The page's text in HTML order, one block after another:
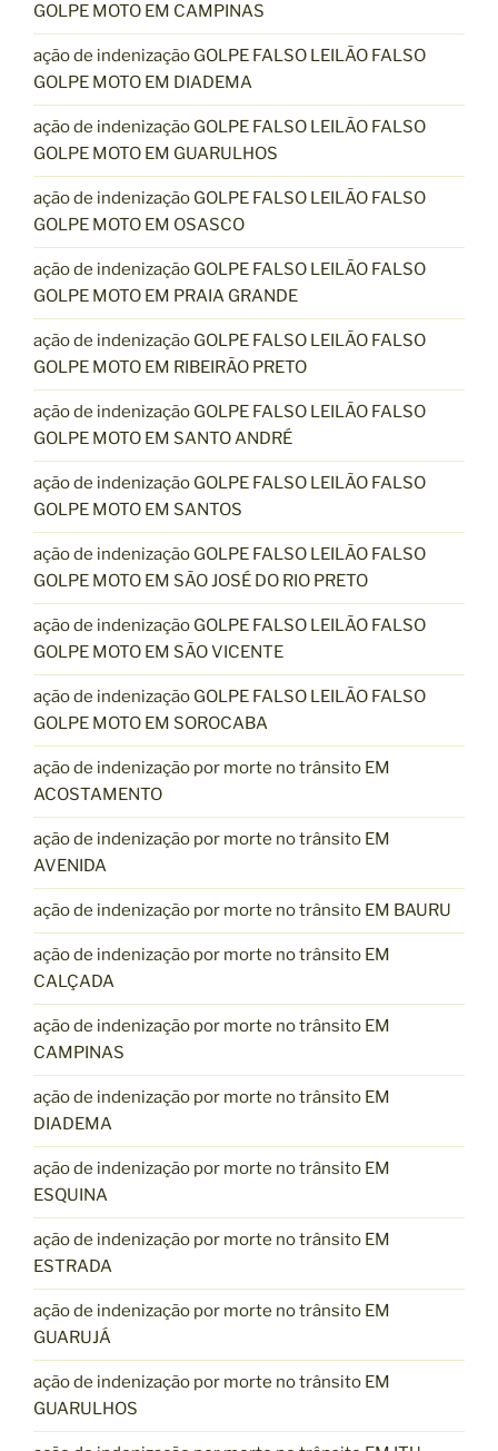
GOLPE MOTO EM CAMPINAS
ação de indenização GOLPE FALSO LEILÃO FALSO
GOLPE MOTO EM DIADEMA
ação de indenização GOLPE FALSO LEILÃO FALSO
GOLPE MOTO EM GUARULHOS
ação de indenização GOLPE FALSO LEILÃO FALSO
GOLPE MOTO EM OSASCO
ação de indenização GOLPE FALSO LEILÃO FALSO
GOLPE MOTO EM PRAIA GRANDE
ação de indenização GOLPE FALSO LEILÃO FALSO
GOLPE MOTO EM RIBEIRÃO PRETO
ação de indenização GOLPE FALSO LEILÃO FALSO
GOLPE MOTO EM SANTO ANDRÉ
ação de indenização GOLPE FALSO LEILÃO FALSO
GOLPE MOTO EM SANTOS
ação de indenização GOLPE FALSO LEILÃO FALSO
GOLPE MOTO EM SÃO JOSÉ DO RIO PRETO
ação de indenização GOLPE FALSO LEILÃO FALSO
GOLPE MOTO EM SÃO VICENTE
ação de indenização GOLPE FALSO LEILÃO FALSO
GOLPE MOTO EM SOROCABA
ação de indenização por morte no trânsito EM
ACOSTAMENTO
ação de indenização por morte no trânsito EM
AVENIDA
ação de indenização por morte no trânsito EM BAURU
ação de indenização por morte no trânsito EM
CALÇADA
ação de indenização por morte no trânsito EM
CAMPINAS
ação de indenização por morte no trânsito EM
DIADEMA
ação de indenização por morte no trânsito EM
ESQUINA
ação de indenização por morte no trânsito EM
ESTRADA
ação de indenização por morte no trânsito EM
GUARUJÁ
ação de indenização por morte no trânsito EM
GUARULHOS